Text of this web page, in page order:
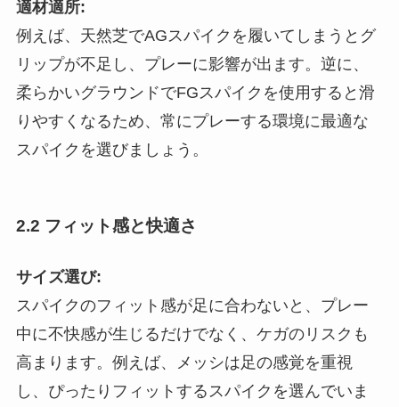
適材適所:
例えば、天然芝でAGスパイクを履いてしまうとグ
リップが不足し、プレーに影響が出ます。逆に、
柔らかいグラウンドでFGスパイクを使用すると滑
りやすくなるため、常にプレーする環境に最適な
スパイクを選びましょう。
2.2 フィット感と快適さ
サイズ選び:
スパイクのフィット感が足に合わないと、プレー
中に不快感が生じるだけでなく、ケガのリスクも
高まります。例えば、メッシは足の感覚を重視
し、ぴったりフィットするスパイクを選んでいま